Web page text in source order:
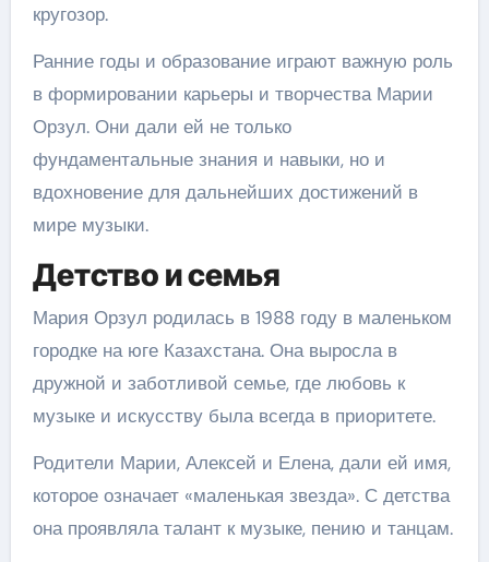
кругозор.
Ранние годы и образование играют важную роль
в формировании карьеры и творчества Марии
Орзул. Они дали ей не только
фундаментальные знания и навыки, но и
вдохновение для дальнейших достижений в
мире музыки.
Детство и семья
Мария Орзул родилась в 1988 году в маленьком
городке на юге Казахстана. Она выросла в
дружной и заботливой семье, где любовь к
музыке и искусству была всегда в приоритете.
Родители Марии, Алексей и Елена, дали ей имя,
которое означает «маленькая звезда». С детства
она проявляла талант к музыке, пению и танцам.